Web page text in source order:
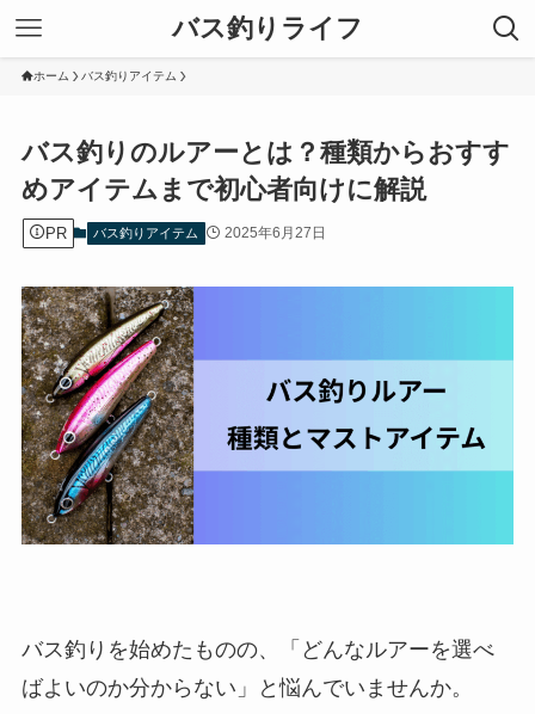
バス釣りライフ
ホーム バス釣りアイテム
バス釣りのルアーとは？種類からおすす
めアイテムまで初心者向けに解説
PR バス釣りアイテム 2025年6月27日
バス釣りを始めたものの、「どんなルアーを選べ
ばよいのか分からない」と悩んでいませんか。